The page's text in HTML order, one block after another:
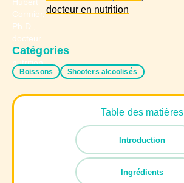
docteur en nutrition
Catégories
Boissons Shooters alcoolisés
Table des matières
Introduction
Ingrédients